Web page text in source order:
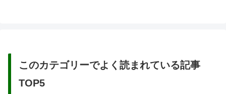
このカテゴリーでよく読まれている記事
TOP5